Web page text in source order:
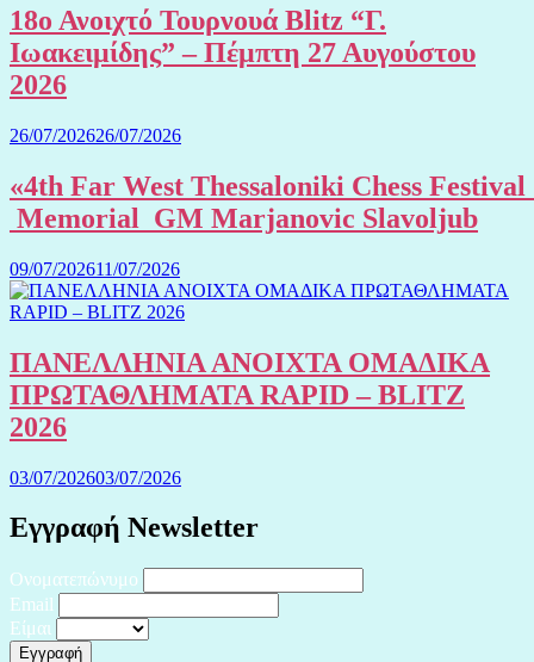
18ο Ανοιχτό Τουρνουά Blitz “Γ.
Ιωακειμίδης” – Πέμπτη 27 Αυγούστου
2026
26/07/202626/07/2026
«4th Far West Thessaloniki Chess Festival
Memorial GM Marjanovic Slavoljub
09/07/202611/07/2026
ΠΑΝΕΛΛΗΝΙΑ ΑΝΟΙΧΤΑ ΟΜΑΔΙΚΑ
ΠΡΩΤΑΘΛΗΜΑΤΑ RAPID – BLITZ
2026
03/07/202603/07/2026
Εγγραφή Newsletter
Ονοματεπώνυμο
Email
Είμαι